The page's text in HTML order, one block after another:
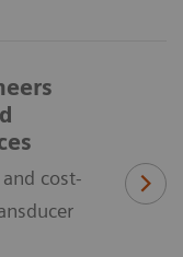
cost-